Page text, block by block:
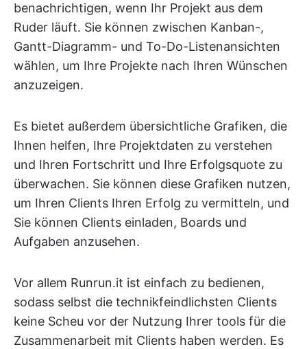
benachrichtigen, wenn Ihr Projekt aus dem
Ruder läuft. Sie können zwischen Kanban-,
Gantt-Diagramm- und To-Do-Listenansichten
wählen, um Ihre Projekte nach Ihren Wünschen
anzuzeigen.
Es bietet außerdem übersichtliche Grafiken, die
Ihnen helfen, Ihre Projektdaten zu verstehen
und Ihren Fortschritt und Ihre Erfolgsquote zu
überwachen. Sie können diese Grafiken nutzen,
um Ihren Clients Ihren Erfolg zu vermitteln, und
Sie können Clients einladen, Boards und
Aufgaben anzusehen.
Vor allem Runrun.it ist einfach zu bedienen,
sodass selbst die technikfeindlichsten Clients
keine Scheu vor der Nutzung Ihrer tools für die
Zusammenarbeit mit Clients haben werden. Es